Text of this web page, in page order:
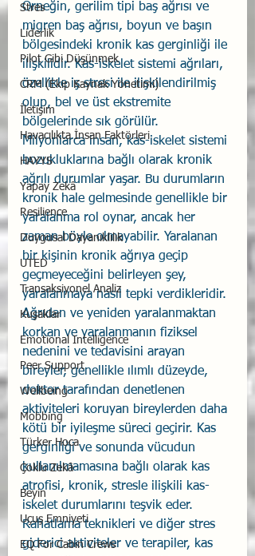
Stres
Liderlik
Pilot Gibi Düşünmek
CRM (Ekip Kaynak Yönetimi)
İletişim
Havacılıkta İnsan Faktörleri
HAYYS
Yapay Zekâ
Resilience
Duygusal Dayanıklılık
UTED
Transaksiyonel Analiz
Kuşaklar
Emotional Intelligence
Peer Support
Wellbeing
Mobbing
Türker Hoca
Çoklu Zekâ
Beyin
Uçuş Emniyeti
EQ For Cabin Crews
Örneğin, gerilim tipi baş ağrısı ve
migren baş ağrısı, boyun ve başın
bölgesindeki kronik kas gerginliği ile
ilişkilidir. Kas-iskelet sistemi ağrıları,
özellikle iş stresi ile ilişkilendirilmiş
olup, bel ve üst ekstremite
bölgelerinde sık görülür.
Milyonlarca insan, kas-iskelet sistemi
bozukluklarına bağlı olarak kronik
ağrılı durumlar yaşar. Bu durumların
kronik hale gelmesinde genellikle bir
yaralanma rol oynar, ancak her
zaman böyle olmayabilir. Yaralanan
bir kişinin kronik ağrıya geçip
geçmeyeceğini belirleyen şey,
yaralanmaya nasıl tepki verdikleridir.
Ağrıdan ve yeniden yaralanmaktan
korkan ve yaralanmanın fiziksel
nedenini ve tedavisini arayan
bireyler, genellikle ılımlı düzeyde,
doktor tarafından denetlenen
aktiviteleri koruyan bireylerden daha
kötü bir iyileşme süreci geçirir. Kas
gerginliği ve sonunda vücudun
kullanılmamasına bağlı olarak kas
atrofisi, kronik, stresle ilişkili kas-
iskelet durumlarını teşvik eder.
Rahatlama teknikleri ve diğer stres
giderici aktiviteler ve terapiler, kas